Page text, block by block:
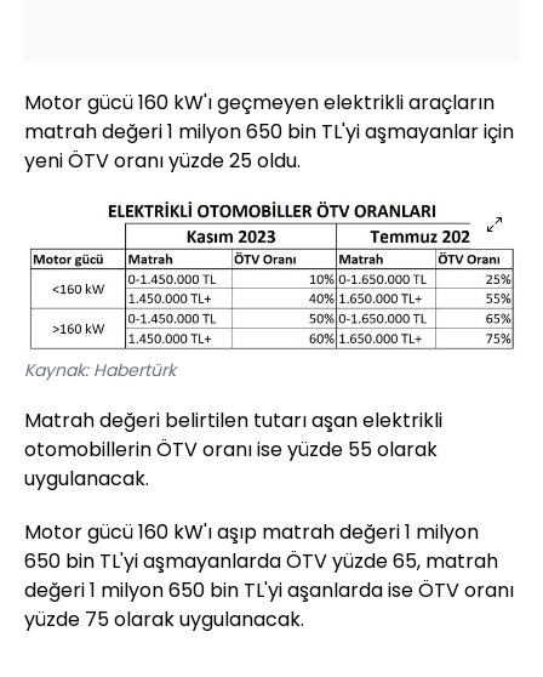
Motor gücü 160 kW'ı geçmeyen elektrikli araçların
matrah değeri 1 milyon 650 bin TL'yi aşmayanlar için
yeni ÖTV oranı yüzde 25 oldu.
Kaynak: Habertürk
Matrah değeri belirtilen tutarı aşan elektrikli
otomobillerin ÖTV oranı ise yüzde 55 olarak
uygulanacak.
Motor gücü 160 kW'ı aşıp matrah değeri 1 milyon
650 bin TL'yi aşmayanlarda ÖTV yüzde 65, matrah
değeri 1 milyon 650 bin TL'yi aşanlarda ise ÖTV oranı
yüzde 75 olarak uygulanacak.